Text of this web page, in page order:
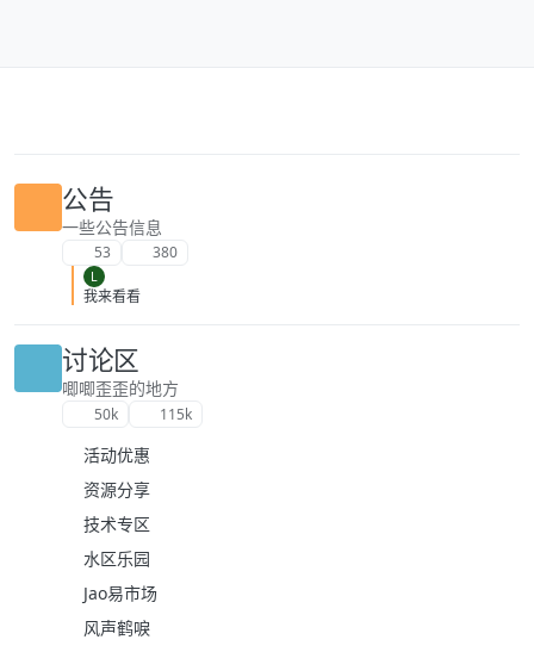
公告
一些公告信息
53 380
L
我来看看
讨论区
唧唧歪歪的地方
50k 115k
活动优惠
资源分享
技术专区
水区乐园
Jao易市场
风声鹤唳